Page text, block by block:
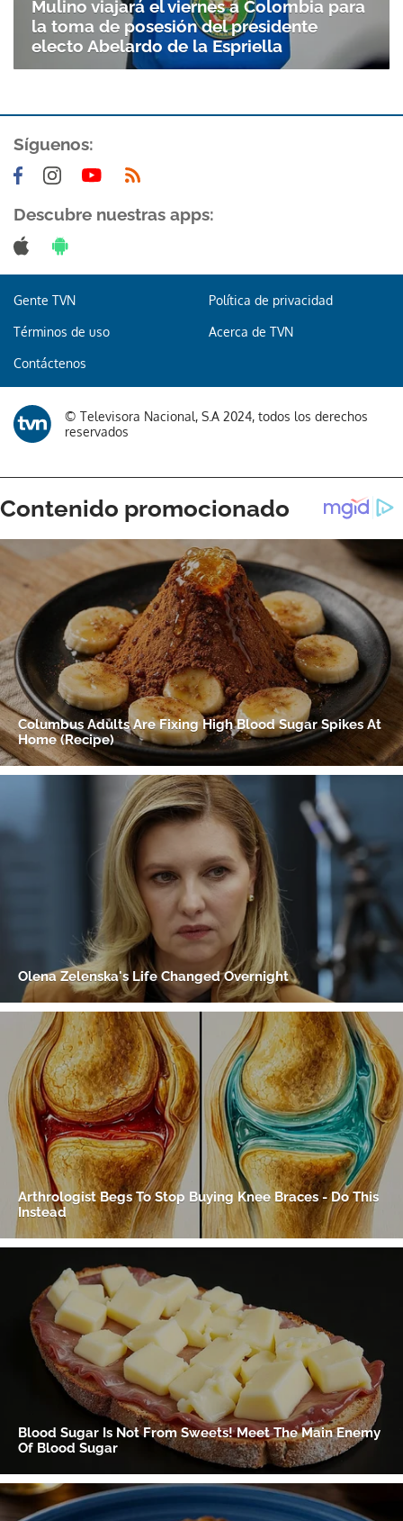
Gracias por suscribirte a nuestro boletín.
Mulino viajará el viernes a Colombia para
la toma de posesión del presidente
electo Abelardo de la Espriella
Síguenos:
Descubre nuestras apps:
Gente TVN Política de privacidad
Términos de uso Acerca de TVN
Contáctenos
© Televisora Nacional, S.A 2024, todos los derechos
reservados